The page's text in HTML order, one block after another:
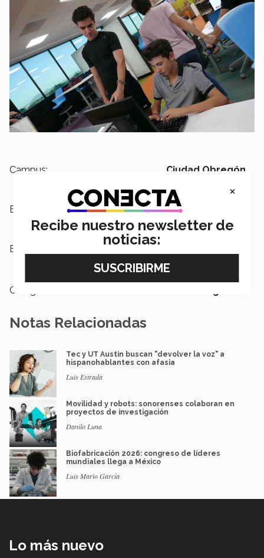
Campus: Ciudad Obregón
Escuelas:
Etiquetas:
Categoría:
Notas Relacionadas
Tec y UT Austin buscan "devolver la voz" a
hispanohablantes con afasia
Luis Estrada
Movilidad y robots: sonorenses colaboran en
proyectos de investigación
Danilo Luna
Biofabricación 2026: congreso de líderes
mundiales llega a México
Luis Mario García
Lo más nuevo
×
Recibe nuestro newsletter de
noticias: